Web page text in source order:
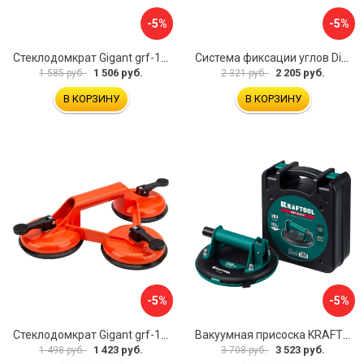
-5%
1 585 руб. 1 506 руб.
В КОРЗИНУ
-5%
2 321 руб. 2 205 руб.
В КОРЗИНУ
-5%
1 498 руб. 1 423 руб.
-5%
3 708 руб. 3 523 руб.